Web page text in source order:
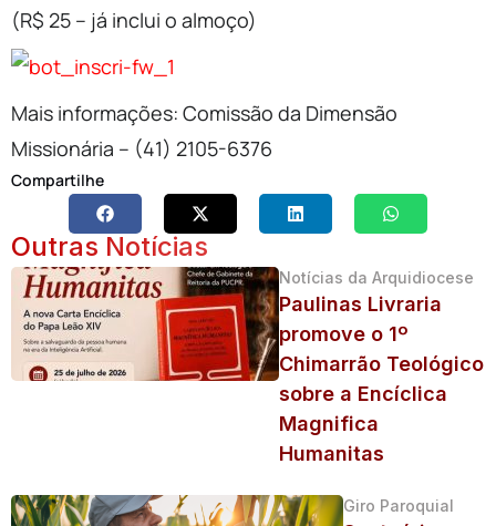
(R$ 25 – já inclui o almoço)
Mais informações: Comissão da Dimensão
Missionária – (41) 2105-6376
Compartilhe
Outras Notícias
Notícias da Arquidiocese
Paulinas Livraria
promove o 1º
Chimarrão Teológico
sobre a Encíclica
Magnifica
Humanitas
Giro Paroquial